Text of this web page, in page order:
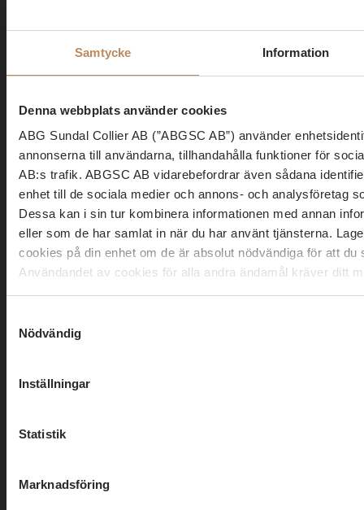
Samtycke Information
Denna webbplats använder cookies
ABG Sundal Collier AB (”ABGSC AB”) använder
annonserna till användarna, tillhandahålla funktioner för
AB:s trafik. ABGSC AB vidarebefordrar även sådana
enhet till de sociala medier och annons- och analysföretag
Dessa kan i sin tur kombinera informationen med annan
eller som de har samlat in när du har använt tjänsterna.
cookies på din enhet om de är absolut nödvändiga för att
Användandet av cookies för alla andra ändamål kräver ditt
AB:s webbplats. Om du har ytterligare frågor kring ABGSC
Nödvändig
Inställningar
Statistik
Marknadsföring
E-post*
Integritetspolicy*
Jag har läst och accepterat ABGSC AB:s integritetspolicy.
Läs integritetspolicy här
Skicka
Investementbankens affärsflöde